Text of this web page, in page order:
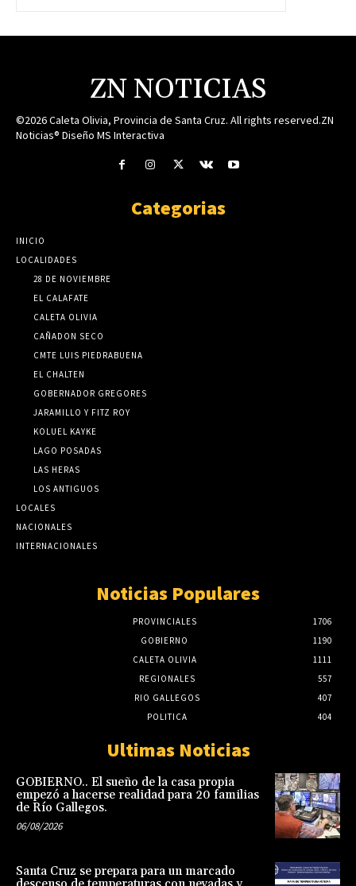
ZN NOTICIAS
©2026 Caleta Olivia, Provincia de Santa Cruz. All rights reserved.ZN
Noticias® Diseño MS Interactiva
Categorias
INICIO
LOCALIDADES
28 DE NOVIEMBRE
EL CALAFATE
CALETA OLIVIA
CAÑADON SECO
CMTE LUIS PIEDRABUENA
EL CHALTEN
GOBERNADOR GREGORES
JARAMILLO Y FITZ ROY
KOLUEL KAYKE
LAGO POSADAS
LAS HERAS
LOS ANTIGUOS
LOCALES
NACIONALES
INTERNACIONALES
Noticias Populares
PROVINCIALES
1706
GOBIERNO
1190
CALETA OLIVIA
1111
REGIONALES
557
RIO GALLEGOS
407
POLITICA
404
Ultimas Noticias
GOBIERNO.. El sueño de la casa propia
empezó a hacerse realidad para 20 familias
de Río Gallegos.
06/08/2026
Santa Cruz se prepara para un marcado